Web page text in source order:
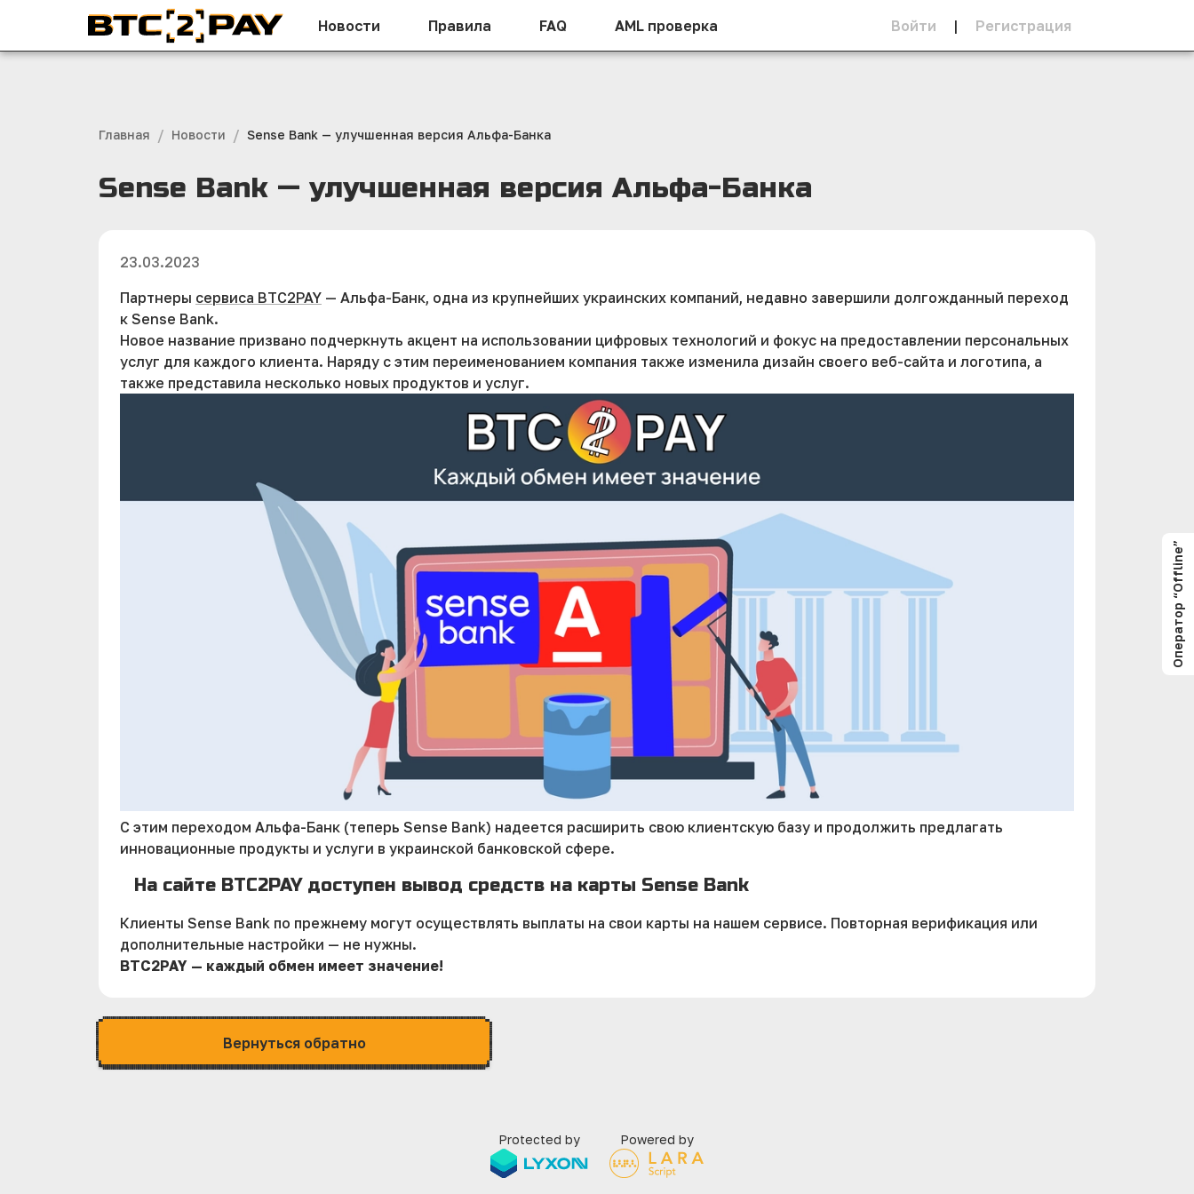
Новости Правила FAQ AML проверка Войти | Регистрация
Главная / Новости / Sense Bank — улучшенная версия Альфа-Банка
Sense Bank — улучшенная версия Альфа-Банка
23.03.2023
Партнеры сервиса BTC2PAY — Альфа-Банк, одна из крупнейших украинских компаний, недавно завершили долгожданный переход
к Sense Bank.
Новое название призвано подчеркнуть акцент на использовании цифровых технологий и фокус на предоставлении персональных
услуг для каждого клиента. Наряду с этим переименованием компания также изменила дизайн своего веб-сайта и логотипа, а
также представила несколько новых продуктов и услуг.
С этим переходом Альфа-Банк (теперь Sense Bank) надеется расширить свою клиентскую базу и продолжить предлагать
инновационные продукты и услуги в украинской банковской сфере.
На сайте BTC2PAY доступен вывод средств на карты Sense Bank
Клиенты Sense Bank по прежнему могут осуществлять выплаты на свои карты на нашем сервисе. Повторная верификация или
дополнительные настройки — не нужны.
BTC2PAY — каждый обмен имеет значение!
Вернуться обратно
Protected by Powered by
Оператор “Offline”